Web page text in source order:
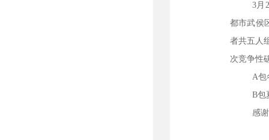
3月
都市武侯
者共五人
次竞争性
A包
B包
感